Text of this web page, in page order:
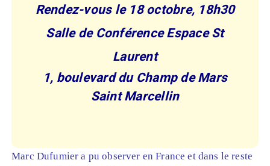
Rendez-vous le 18 octobre, 18h30
Salle de Conférence Espace St
Laurent
1, boulevard du Champ de Mars
Saint Marcellin
Marc Dufumier a pu observer en France et dans le reste